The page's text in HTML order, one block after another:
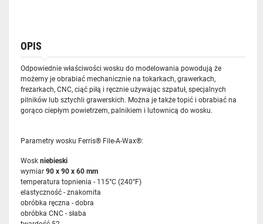
OPIS
Odpowiednie właściwości wosku do modelowania powodują że
możemy je obrabiać mechanicznie na tokarkach, grawerkach,
frezarkach, CNC, ciąć piłą i ręcznie używając szpatuł, specjalnych
pilników lub sztychli grawerskich. Można je także topić i obrabiać na
gorąco ciepłym powietrzem, palnikiem i lutownicą do wosku.
Parametry wosku Ferris® File-A-Wax®:
Wosk niebieski
wymiar 90 x 90 x 60 mm
temperatura topnienia - 115°C (240°F)
elastyczność - znakomita
obróbka ręczna - dobra
obróbka CNC - słaba